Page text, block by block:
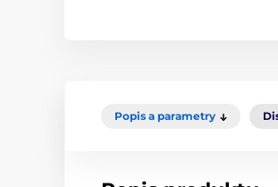
Popis a parametry